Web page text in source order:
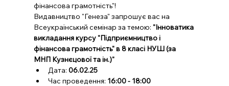
фінансова грамотність"!
Видавництво "Генеза" запрошує вас на
Всеукраїнський семінар за темою: "Інноватика
викладання курсу "Підприємництво і
фінансова грамотність" в 8 класі НУШ (за
МНП Кузнєцової та ін.)"
Дата: 06.02.25
Час проведення: 16:00 - 18:00